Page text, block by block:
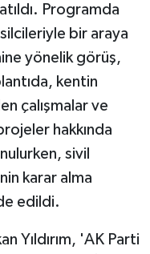
Programda
bir araya
yönelik görüş,
kentin
çalışmalar ve
hakkında
sivil
karar alma
edildi.
Yıldırım, 'AK Parti